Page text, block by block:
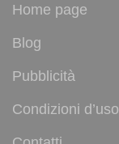
Home page
Blog
Pubblicità
Condizioni d’uso